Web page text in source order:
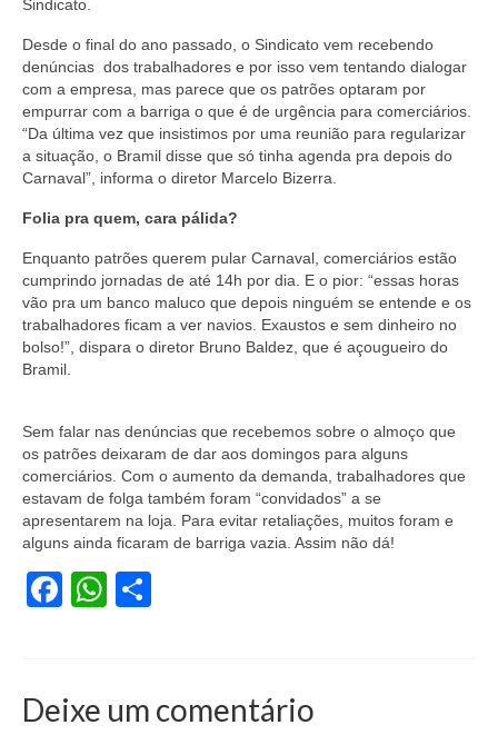
Refeitórios
Convênios
Dependentes
Benefício Social Familiar
Notícias
Vídeos
Links Úteis
Perguntas frequentes
EMPRESAS
Boletos
Sindicato.
Desde o final do ano passado, o Sindicato vem recebendo
denúncias dos trabalhadores e por isso vem tentando dialogar
com a empresa, mas parece que os patrões optaram por
empurrar com a barriga o que é de urgência para comerciários.
“Da última vez que insistimos por uma reunião para regularizar
a situação, o Bramil disse que só tinha agenda pra depois do
Carnaval”, informa o diretor Marcelo Bizerra.
Folia pra quem, cara pálida?
Enquanto patrões querem pular Carnaval, comerciários estão
cumprindo jornadas de até 14h por dia. E o pior: “essas horas
vão pra um banco maluco que depois ninguém se entende e os
trabalhadores ficam a ver navios. Exaustos e sem dinheiro no
bolso!”, dispara o diretor Bruno Baldez, que é açougueiro do
Bramil.
Sem falar nas denúncias que recebemos sobre o almoço que
os patrões deixaram de dar aos domingos para alguns
comerciários. Com o aumento da demanda, trabalhadores que
estavam de folga também foram “convidados” a se
apresentarem na loja. Para evitar retaliações, muitos foram e
alguns ainda ficaram de barriga vazia. Assim não dá!
Facebook
WhatsApp
Deixe um comentário